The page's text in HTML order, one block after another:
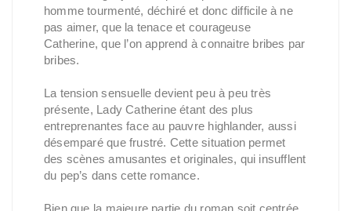
homme tourmenté, déchiré et donc difficile à ne
pas aimer, que la tenace et courageuse
Catherine, que l’on apprend à connaitre bribes par
bribes.
La tension sensuelle devient peu à peu très
présente, Lady Catherine étant des plus
entreprenantes face au pauvre highlander, aussi
désemparé que frustré. Cette situation permet
des scènes amusantes et originales, qui insufflent
du pep’s dans cette romance.
Bien que la majeure partie du roman soit centrée